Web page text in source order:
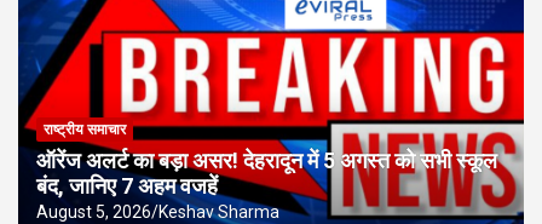
राष्ट्रीय समाचार
ऑरेंज अलर्ट का बड़ा असर! देहरादून में 5 अगस्त को सभी स्कूल
बंद, जानिए 7 अहम वजहें
August 5, 2026 Keshav Sharma